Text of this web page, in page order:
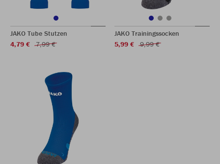
JAKO Tube Stutzen
4,79 €
7,99 €
JAKO Trainingssocken
5,99 €
9,99 €